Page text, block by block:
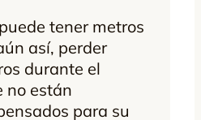
tener metros
así, perder
durante el
no están
para su